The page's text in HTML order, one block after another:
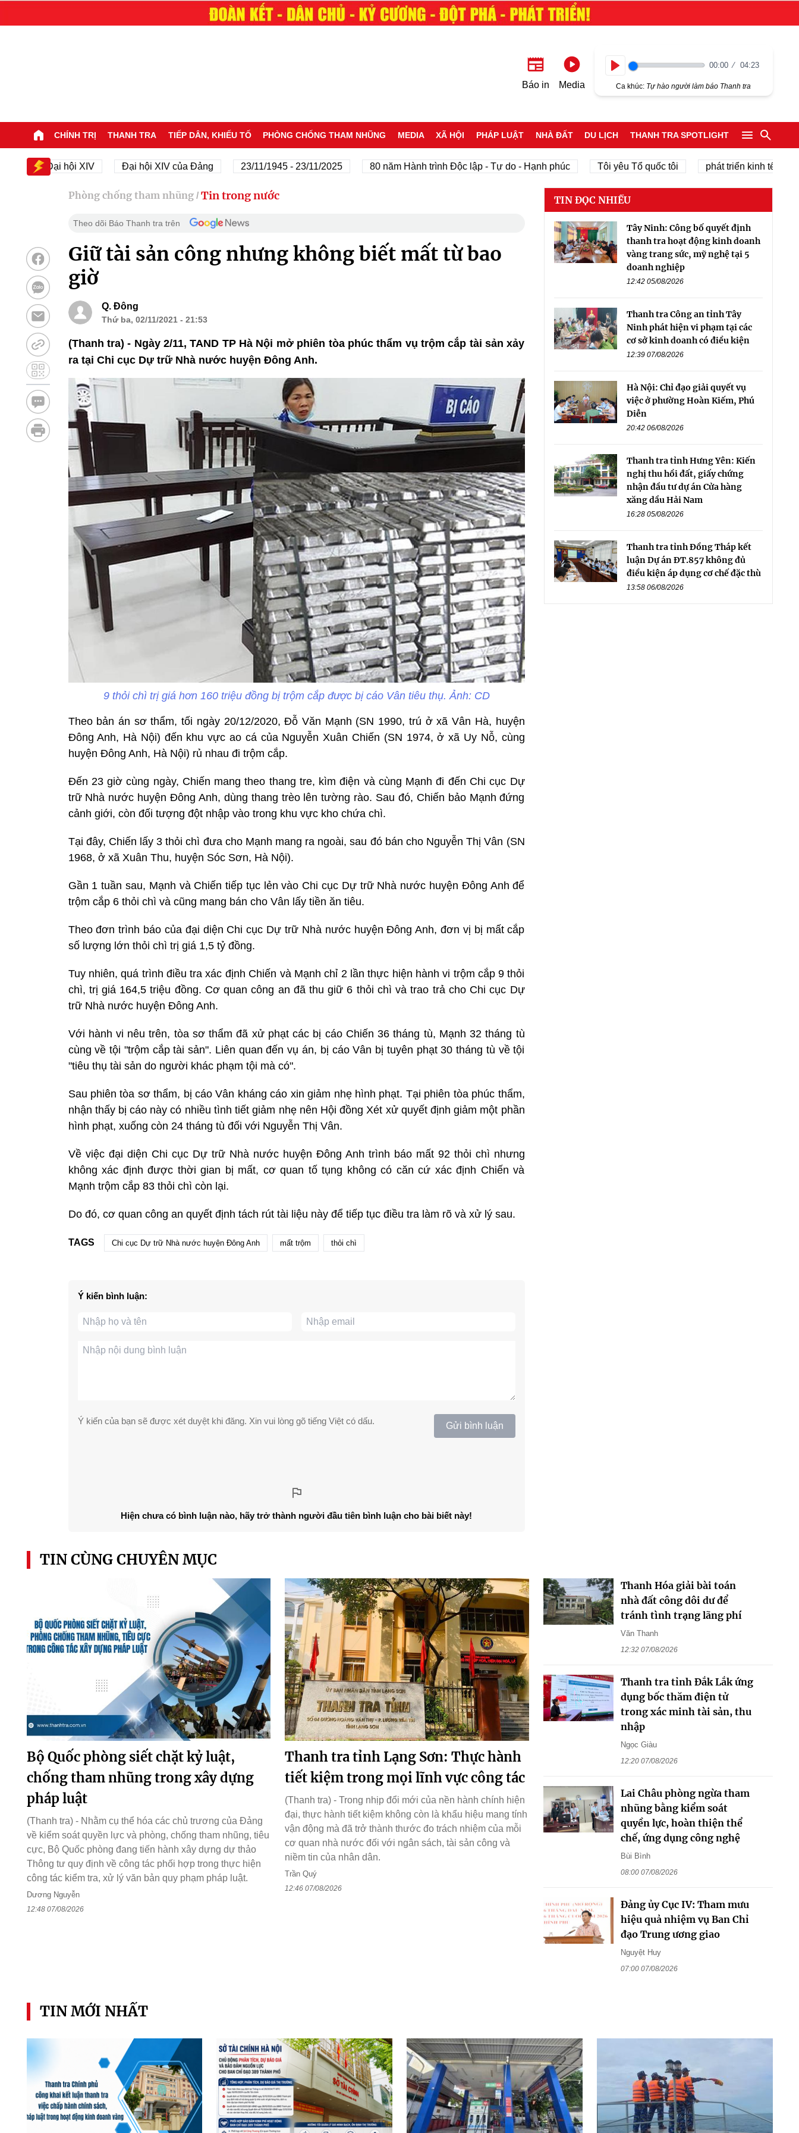
Báo in Media
00:00 04:23
Ca khúc: Tự hào người làm báo Thanh tra
CHÍNH TRỊ THANH TRA TIẾP DÂN, KHIẾU TỐ PHÒNG CHỐNG THAM NHŨNG MEDIA XÃ HỘI PHÁP LUẬT NHÀ ĐẤT DU LỊCH THANH TRA SPOTLIGHT
Đại hội XIV Đại hội XIV của Đảng 23/11/1945 - 23/11/2025 80 năm Hành trình Độc lập - Tự do - Hạnh phúc Tôi yêu Tổ quốc tôi phát triển kinh tế tư nhân
Phòng chống tham nhũng / Tin trong nước
Theo dõi Báo Thanh tra trên
Giữ tài sản công nhưng không biết mất từ bao
giờ
Q. Đông
Thứ ba, 02/11/2021 - 21:53
(Thanh tra) - Ngày 2/11, TAND TP Hà Nội mở phiên tòa phúc thẩm vụ trộm cắp tài sản xảy
ra tại Chi cục Dự trữ Nhà nước huyện Đông Anh.
9 thỏi chì trị giá hơn 160 triệu đồng bị trộm cắp được bị cáo Vân tiêu thụ. Ảnh: CD
Theo bản án sơ thẩm, tối ngày 20/12/2020, Đỗ Văn Mạnh (SN 1990, trú ở xã Vân Hà, huyện
Đông Anh, Hà Nội) đến khu vực ao cá của Nguyễn Xuân Chiến (SN 1974, ở xã Uy Nỗ, cùng
huyện Đông Anh, Hà Nội) rủ nhau đi trộm cắp.
Đến 23 giờ cùng ngày, Chiến mang theo thang tre, kìm điện và cùng Mạnh đi đến Chi cục Dự
trữ Nhà nước huyện Đông Anh, dùng thang trèo lên tường rào. Sau đó, Chiến bảo Mạnh đứng
cảnh giới, còn đối tượng đột nhập vào trong khu vực kho chứa chì.
Tại đây, Chiến lấy 3 thỏi chì đưa cho Mạnh mang ra ngoài, sau đó bán cho Nguyễn Thị Vân (SN
1968, ở xã Xuân Thu, huyện Sóc Sơn, Hà Nội).
Gần 1 tuần sau, Mạnh và Chiến tiếp tục lẻn vào Chi cục Dự trữ Nhà nước huyện Đông Anh để
trộm cắp 6 thỏi chì và cũng mang bán cho Vân lấy tiền ăn tiêu.
Theo đơn trình báo của đại diện Chi cục Dự trữ Nhà nước huyện Đông Anh, đơn vị bị mất cắp
số lượng lớn thỏi chì trị giá 1,5 tỷ đồng.
Tuy nhiên, quá trình điều tra xác định Chiến và Mạnh chỉ 2 lần thực hiện hành vi trộm cắp 9 thỏi
chì, trị giá 164,5 triệu đồng. Cơ quan công an đã thu giữ 6 thỏi chì và trao trả cho Chi cục Dự
trữ Nhà nước huyện Đông Anh.
Với hành vi nêu trên, tòa sơ thẩm đã xử phạt các bị cáo Chiến 36 tháng tù, Mạnh 32 tháng tù
cùng về tội "trộm cắp tài sản". Liên quan đến vụ án, bị cáo Vân bị tuyên phạt 30 tháng tù về tội
"tiêu thụ tài sản do người khác phạm tội mà có".
Sau phiên tòa sơ thẩm, bị cáo Vân kháng cáo xin giảm nhẹ hình phạt. Tại phiên tòa phúc thẩm,
nhận thấy bị cáo này có nhiều tình tiết giảm nhẹ nên Hội đồng Xét xử quyết định giảm một phần
hình phạt, xuống còn 24 tháng tù đối với Nguyễn Thị Vân.
Về việc đại diện Chi cục Dự trữ Nhà nước huyện Đông Anh trình báo mất 92 thỏi chì nhưng
không xác định được thời gian bị mất, cơ quan tố tụng không có căn cứ xác định Chiến và
Mạnh trộm cắp 83 thỏi chì còn lại.
Do đó, cơ quan công an quyết định tách rút tài liệu này để tiếp tục điều tra làm rõ và xử lý sau.
TAGS Chi cục Dự trữ Nhà nước huyện Đông Anh mất trộm thỏi chì
Ý kiến bình luận:
Ý kiến của bạn sẽ được xét duyệt khi đăng. Xin vui lòng gõ tiếng Việt có dấu. Gửi bình luận
Hiện chưa có bình luận nào, hãy trở thành người đầu tiên bình luận cho bài biết này!
TIN ĐỌC NHIỀU
Tây Ninh: Công bố quyết định
thanh tra hoạt động kinh doanh
vàng trang sức, mỹ nghệ tại 5
doanh nghiệp
12:42 05/08/2026
Thanh tra Công an tỉnh Tây
Ninh phát hiện vi phạm tại các
cơ sở kinh doanh có điều kiện
12:39 07/08/2026
Hà Nội: Chỉ đạo giải quyết vụ
việc ở phường Hoàn Kiếm, Phú
Diễn
20:42 06/08/2026
Thanh tra tỉnh Hưng Yên: Kiến
nghị thu hồi đất, giấy chứng
nhận đầu tư dự án Cửa hàng
xăng dầu Hải Nam
16:28 05/08/2026
Thanh tra tỉnh Đồng Tháp kết
luận Dự án ĐT.857 không đủ
điều kiện áp dụng cơ chế đặc thù
13:58 06/08/2026
TIN CÙNG CHUYÊN MỤC
Bộ Quốc phòng siết chặt kỷ luật,
chống tham nhũng trong xây dựng
pháp luật
(Thanh tra) - Nhằm cụ thể hóa các chủ trương của Đảng
về kiểm soát quyền lực và phòng, chống tham nhũng, tiêu
cực, Bộ Quốc phòng đang tiến hành xây dựng dự thảo
Thông tư quy định về công tác phối hợp trong thực hiện
công tác kiểm tra, xử lý văn bản quy phạm pháp luật.
Dương Nguyễn
12:48 07/08/2026
Thanh tra tỉnh Lạng Sơn: Thực hành
tiết kiệm trong mọi lĩnh vực công tác
(Thanh tra) - Trong nhịp đổi mới của nền hành chính hiện
đại, thực hành tiết kiệm không còn là khẩu hiệu mang tính
vận động mà đã trở thành thước đo trách nhiệm của mỗi
cơ quan nhà nước đối với ngân sách, tài sản công và
niềm tin của nhân dân.
Trần Quý
12:46 07/08/2026
Thanh Hóa giải bài toán
nhà đất công dôi dư để
tránh tình trạng lãng phí
Văn Thanh
12:32 07/08/2026
Thanh tra tỉnh Đắk Lắk ứng
dụng bốc thăm điện tử
trong xác minh tài sản, thu
nhập
Ngọc Giàu
12:20 07/08/2026
Lai Châu phòng ngừa tham
nhũng bằng kiểm soát
quyền lực, hoàn thiện thể
chế, ứng dụng công nghệ
Bùi Bình
08:00 07/08/2026
Đảng ủy Cục IV: Tham mưu
hiệu quả nhiệm vụ Ban Chỉ
đạo Trung ương giao
Nguyệt Huy
07:00 07/08/2026
TIN MỚI NHẤT